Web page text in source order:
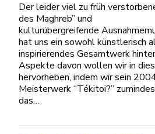
Der leider viel zu früh
des Maghreb” und
kulturübergreifende
hat uns ein sowohl künstlerisch
inspirierendes Gesamtwerk
Aspekte davon wollen wir in
hervorheben, indem wir sein
Meisterwerk “Tékitoi?”
das…